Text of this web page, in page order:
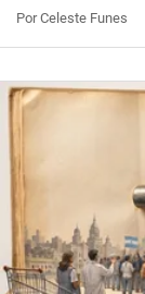
Por Celeste Funes